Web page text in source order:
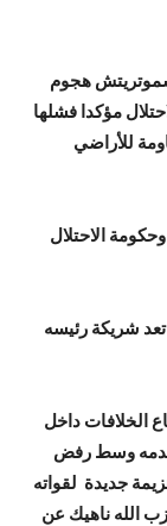
سموتريتش هجوم
مؤكدا فشلها
للأراضي
الاحتلال
شريكة رئيسه
الخلافات داخل
عدمه وسط رفض
جديدة لقواته
الله ناهيك عن